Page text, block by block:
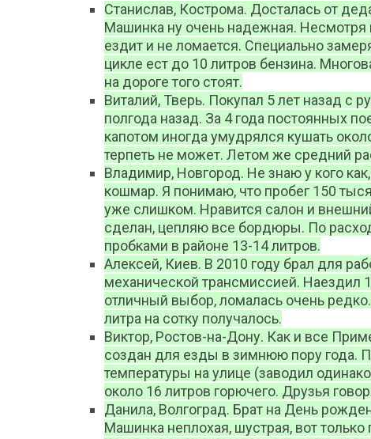
Станислав, Кострома. Досталась от
Машинка ну очень надежная. Несмотря
ездит и не ломается. Специально
цикле ест до 10 литров бензина.
на дороге того стоят.
Виталий, Тверь. Покупал 5 лет назад с
полгода назад. За 4 года постоянных
капотом иногда умудрялся кушать
терпеть не может. Летом же средний
Владимир, Новгород. Не знаю у кого
кошмар. Я понимаю, что пробег 150
уже слишком. Нравится салон и
сделан, цепляю все бордюры. По
пробками в районе 13-14 литров.
Алексей, Киев. В 2010 году брал для
механической трансмиссией. Наездил
отличный выбор, ломалась очень
литра на сотку получалось.
Виктор, Ростов-на-Дону. Как и все
создан для езды в зимнюю пору года.
температуры на улице (заводил
около 16 литров горючего. Друзья
Данила, Волгоград. Брат на День
Машинка неплохая, шустрая, вот